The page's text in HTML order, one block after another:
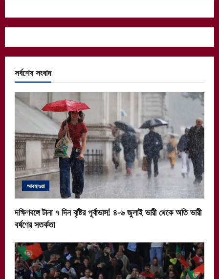
সর্বশেষ সংবাদ
আবহাওয়া
দক্ষিণবঙ্গে টানা ৭ দিন বৃষ্টির পূর্বাভাস! ৪-৬ জুলাই ভারী থেকে অতি ভারী
বর্ষণের সতর্কতা